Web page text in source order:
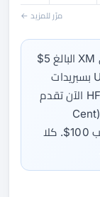
مرّر للمزيد ←
الحد الأدنى للإيداع في XM البالغ 5$
على جميع الحسابات — بما فيها Ultra Low بسبريدات
ضيقة — يجعلها سهلة الوصول للغاية. HFM الآن تقدم
حداً أدنى 0$ للإيداع على معظم الحسابات (Cent
وPremium وZero)، بينما حساب Pro يتطلب 100$. كلا